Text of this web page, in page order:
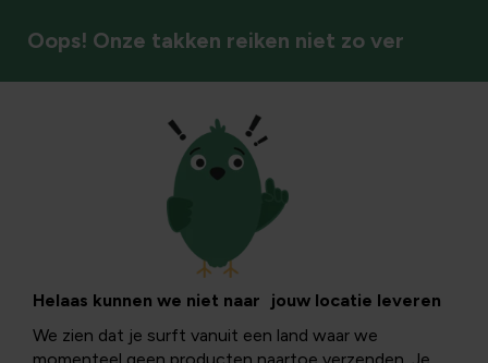
Werkruimte & hulpstukken
Plantenlabels
Geef je plantjes een identiteit met naamkaartjes en tover
potentieel.
Oops! Onze takken reiken niet zo ver
Helaas kunnen we niet naar jouw locatie leveren
We zien dat je surft vanuit een land waar we